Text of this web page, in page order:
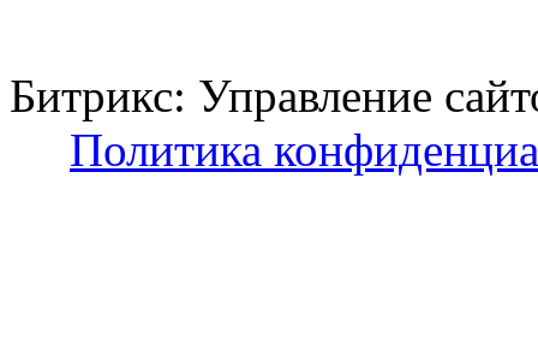
Битрикс: Управление
Политика